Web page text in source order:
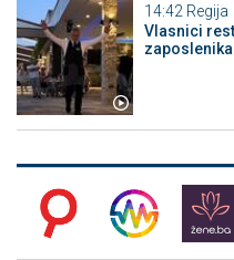
14:42 Regija
Vlasnici